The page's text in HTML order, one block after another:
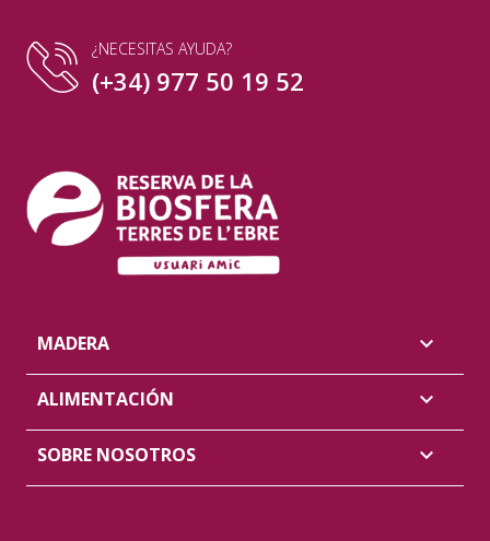
¿NECESITAS AYUDA?
(+34) 977 50 19 52
MADERA 
ALIMENTACIÓN 
SOBRE NOSOTROS 